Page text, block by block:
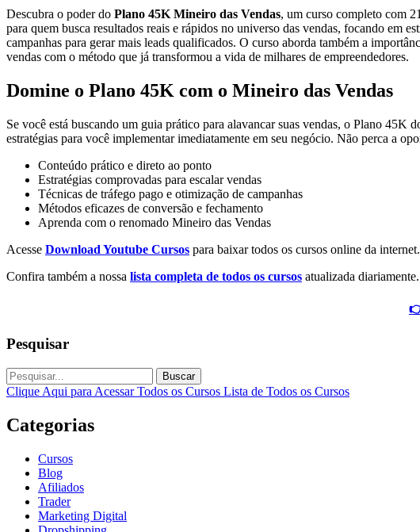
Descubra o poder do Plano 45K Mineiro das Vendas, um curso completo com
para quem busca resultados reais e rápidos no universo das vendas, focando em
campanhas para gerar mais leads qualificados. O curso aborda também a
vendas com o método que já transformou a vida de milhares de empreendedores.
Domine o Plano 45K com o Mineiro das Vendas
Se você está buscando um guia prático para alavancar suas vendas, o Plano 45K
estratégias para você implementar imediatamente em seu negócio. Não perca a
Conteúdo prático e direto ao ponto
Estratégias comprovadas para escalar vendas
Técnicas de tráfego pago e otimização de campanhas
Métodos eficazes de conversão e fechamento
Aprenda com o renomado Mineiro das Vendas
Acesse Download Youtube Cursos para baixar todos os cursos online da internet.
Confira também a nossa lista completa de todos os cursos atualizada diariamente.
Pesquisar
Buscar
Clique Aqui para Acessar Todos os Cursos Lista de Todos os Cursos
Categorias
Cursos
Blog
Afiliados
Trader
Marketing Digital